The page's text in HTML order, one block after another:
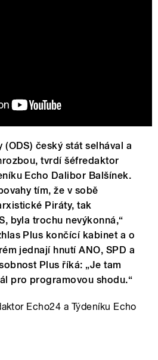
český stát selhával a
tvrdí šéfredaktor
Echo Dalibor Balšínek.
tím, že v sobě
Piráty, tak
byla trochu nevýkonná,“
Plus končící kabinet a o
jednají hnutí ANO, SPD a
Plus říká: „Je tam
pro programovou shodu.“
Echo24 a Týdeníku Echo